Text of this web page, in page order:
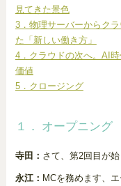
見てきた景色
3．物理サーバーからク
た「新しい働き方」
4．クラウドの次へ。AI
価値
5．クロージング
１． オープニング
寺田： さて、第2回目が始
永江： MCを務めます、